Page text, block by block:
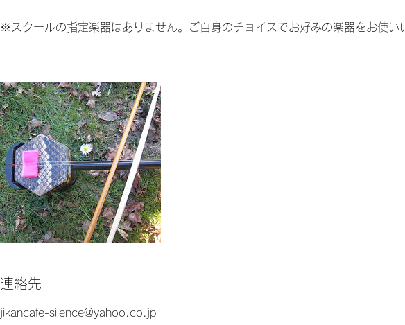
※スクールの指定楽器はありません。ご自身のチョイスでお好みの楽器をお使い
連絡先
jikancafe-silence@yahoo.co.jp